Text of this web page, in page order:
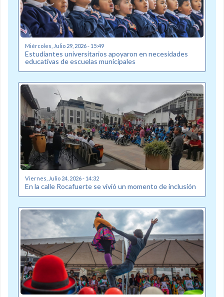
Miércoles, Julio 29, 2026 - 15:49
Estudiantes universitarios apoyaron en necesidades
educativas de escuelas municipales
Viernes, Julio 24, 2026 - 14:32
En la calle Rocafuerte se vivió un momento de inclusión